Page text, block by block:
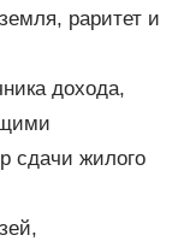
раритет и
дохода,
сдачи жилого